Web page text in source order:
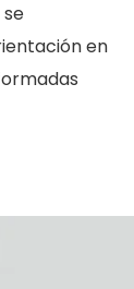
se
en